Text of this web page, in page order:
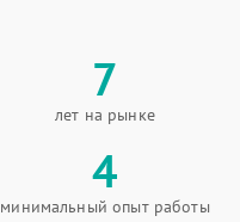
7
лет на рынке
4
минимальный опыт работы